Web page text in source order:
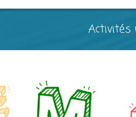
VOYAGE ENFANTS
Activités